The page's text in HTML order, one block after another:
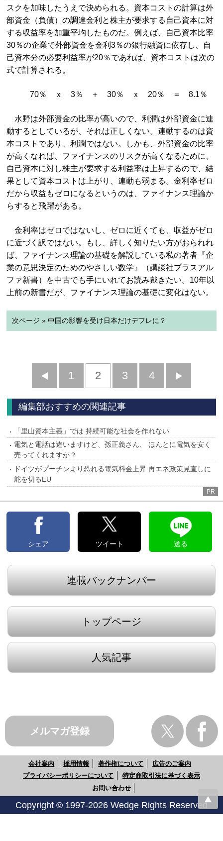
スクを加味したうえで決められる。資本コストの計算は外
部資金（負債）の調達金利と株主が要求する自己資本に対
する収益率を加重平均したものだ。例えば、自己資本比率
30％の企業で外部資金を金利3％の銀行融資に依存し、自
己資本分の必要利益率が20％であれば、資本コストは次の
式で計算される。
70％ ｘ 3％ ＋ 30％ ｘ 20％ ＝ 8.1％
水野は外部資金の比率が高いので、利潤は外部資金に連
動するとしているが、それは正しくない。連動するのは資
本コストであり、利潤ではない。しかも、外部資金の比率
が高くなれば、ファイナンスのリスクが高くなるために、
自己資本に対し株主が要求する利益率は上昇するので、結
果として資本コストは上がり、連動も弱まる。金利率ゼロ
だから収益もゼロになるというのは、ファイナンス理論か
らすると飛躍がある。
金利率はゼロではないし、ゼロに近くても、収益がゼロ
に近づく訳ではない。もし、詳しく知りたい方がおられれ
ば、ファイナンス理論の基礎を解説している私の著者『企
業の意思決定のためのやさしい数学』（講談社プラスアル
ファ新書）を中古でも手にいれてお読み戴きたい。10年以
上前の新書だが、ファイナンス理論の基礎に変化はない。
次ページ » 中国の影響を受け日本だけデフレに？
前
へ
1 2 3 4
へ
編集部おすすめの関連記事
「里山資本主義」では 持続可能な社会を作れない
電気と電話は違いますけど、孫正義さん、 ほんとに電気を安く
売ってくれますか？
ドイツがプーチンより恐れる電気料金上昇 再エネ政策見直しに
舵を切るEU
PR
シェア ツイート 送る
連載バックナンバー
トップページ
人気記事
メルマガ登録
会社案内 採用情報 著作権について
広告のご案内
プライバシーポリシーについて
特定商取引法に基づく表示
お問い合わせ
Copyright © 1997-2026 Wedge Rights Reserved